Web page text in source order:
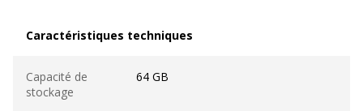
Caractéristiques techniques
Capacité de
stockage
64 GB